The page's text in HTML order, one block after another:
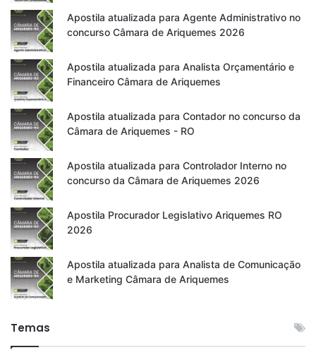
Apostila atualizada para Agente Administrativo no
concurso Câmara de Ariquemes 2026
Apostila atualizada para Analista Orçamentário e
Financeiro Câmara de Ariquemes
Apostila atualizada para Contador no concurso da
Câmara de Ariquemes - RO
Apostila atualizada para Controlador Interno no
concurso da Câmara de Ariquemes 2026
Apostila Procurador Legislativo Ariquemes RO
2026
Apostila atualizada para Analista de Comunicação
e Marketing Câmara de Ariquemes
Temas